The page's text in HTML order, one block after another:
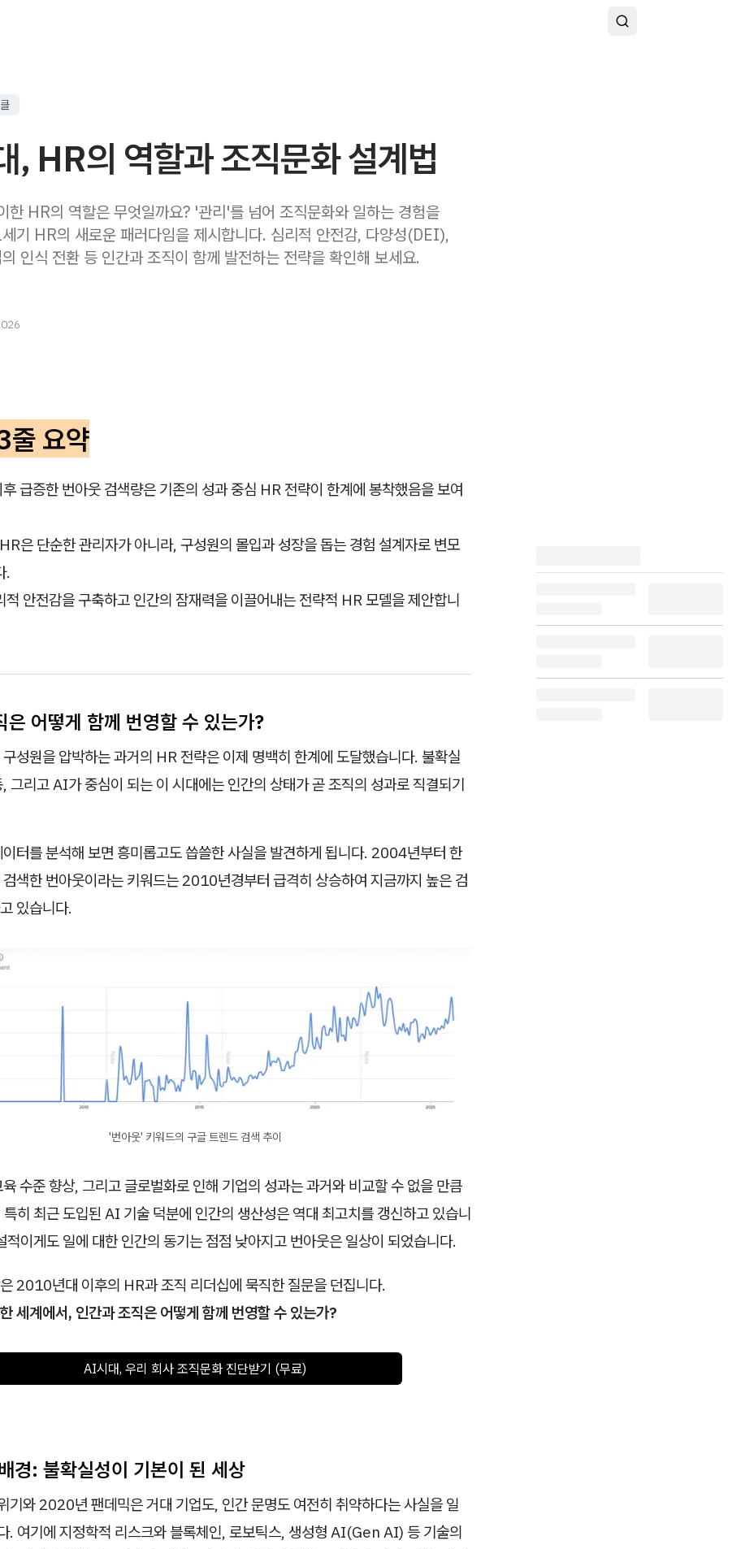
, HR의 역할과 조직문화 설계법
한 HR의 역할은 무엇일까요? '관리'를 넘어 조직문화와 일하는 경험을
기 HR의 새로운 패러다임을 제시합니다. 심리적 안전감, 다양성(DEI),
인식 전환 등 인간과 조직이 함께 발전하는 전략을 확인해 보세요.
줄 요약
급증한 번아웃 검색량은 기존의 성과 중심 HR 전략이 한계에 봉착했음을 보여
은 단순한 관리자가 아니라, 구성원의 몰입과 성장을 돕는 경험 설계자로 변모
.
적 안전감을 구축하고 인간의 잠재력을 이끌어내는 전략적 HR 모델을 제안합니
은 어떻게 함께 번영할 수 있는가?
성원을 압박하는 과거의 HR 전략은 이제 명백히 한계에 도달했습니다. 불확실
그리고 AI가 중심이 되는 이 시대에는 인간의 상태가 곧 조직의 성과로 직결되기
터를 분석해 보면 흥미롭고도 씁쓸한 사실을 발견하게 됩니다. 2004년부터 한
색한 번아웃이라는 키워드는 2010년경부터 급격히 상승하여 지금까지 높은 검
있습니다.
'번아웃' 키워드의 구글 트렌드 검색 추이
수준 향상, 그리고 글로벌화로 인해 기업의 성과는 과거와 비교할 수 없을 만큼
히 최근 도입된 AI 기술 덕분에 인간의 생산성은 역대 최고치를 갱신하고 있습니
적이게도 일에 대한 인간의 동기는 점점 낮아지고 번아웃은 일상이 되었습니다.
2010년대 이후의 HR과 조직 리더십에 묵직한 질문을 던집니다.
세계에서, 인간과 조직은 어떻게 함께 번영할 수 있는가?
AI시대, 우리 회사 조직문화 진단받기 (무료)
경: 불확실성이 기본이 된 세상
기와 2020년 팬데믹은 거대 기업도, 인간 문명도 여전히 취약하다는 사실을 일
. 여기에 지정학적 리스크와 블록체인, 로보틱스, 생성형 AI(Gen AI) 등 기술의